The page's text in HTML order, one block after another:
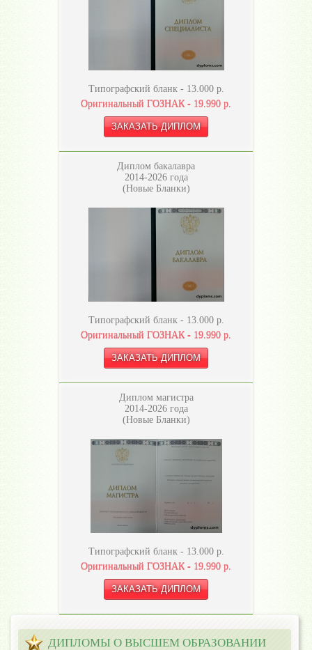
Типографский бланк - 13.000р.
Оригинальный ГОЗНАК - 19.990 р.
Диплом бакалавра
2014-2026 года
(Новые Бланки)
Типографский бланк - 13.000р.
Оригинальный ГОЗНАК - 19.990 р.
Диплом магистра
2014-2026 года
(Новые Бланки)
Типографский бланк - 13.000р.
Оригинальный ГОЗНАК - 19.990 р.
ДИПЛОМЫ О ВЫСШЕМ ОБРАЗОВАНИИ